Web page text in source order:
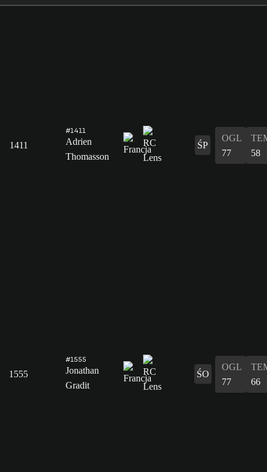
1411
#1411
Adrien
Thomasson
ŚP
OGL
77
58
1555
#1555
Jonathan
Gradit
ŚO
OGL
77
66